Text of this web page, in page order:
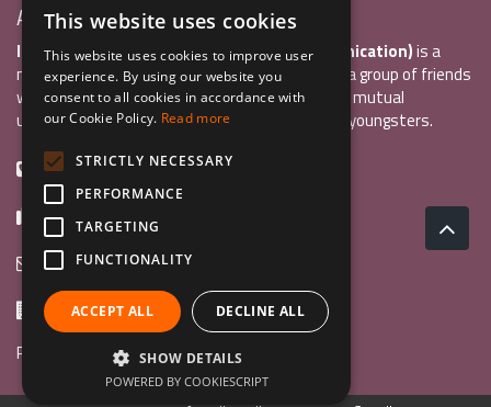
Associazione Inco
InCo Association (Interculturality & Communication)is a
non-profit organisation established in 2004 by a group of friends
who wanted to develop international exchange, mutual
understanding, and intercultural sensitivity inn youngsters.
+39 0461 984355
+39 0461 1860931
info@incoweb.org
Via G. Galilei, 24 38122 - Trento (Tn)
Program Guide
ITALIAN
ENGLISH
GERMAN
This website uses cookies
This website uses cookies to improve user
experience. By using our website you
consent to all cookies in accordance with
our Cookie Policy. Read more
STRICTLY NECESSARY
PERFORMANCE
TARGETING
FUNCTIONALITY
ACCEPT ALL DECLINE ALL
SHOW DETAILS
POWERED BY COOKIESCRIPT